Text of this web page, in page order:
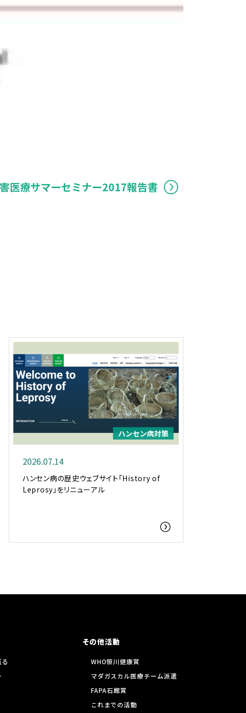
医療サマーセミナー2017報告書
ハンセン病対策
2026.07.14
ハンセン病の歴史ウェブサイト「History of
Leprosy」をリニューアル
その他活動
WHO笹川健康賞
マダガスカル医療チーム派遣
FAPA石館賞
これまでの活動